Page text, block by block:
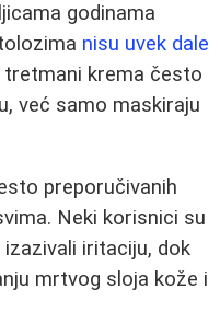
godinama
nisu uvek dale
tretmani krema često
već samo maskiraju
preporučivanih
Neki korisnici su
iritaciju, dok
mrtvog sloja kože i